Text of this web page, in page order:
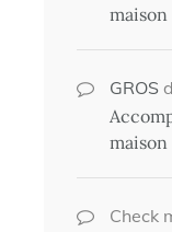
maison
GROS
maison
Check